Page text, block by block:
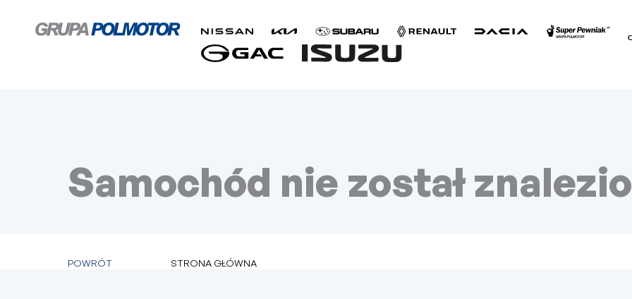
Samochód nie został
POWRÓT STRONA GŁÓWNA